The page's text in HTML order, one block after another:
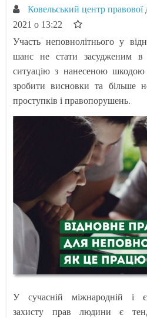
Ковельський центр правової
2021 о 13:22
Участь неповнолітнього у
шанс не стати засудженим в
ситуацію з нанесеною шкодою
зробити висновки та більше
проступків і правопорушень.
У сучасній міжнародній і
захисту прав людини є